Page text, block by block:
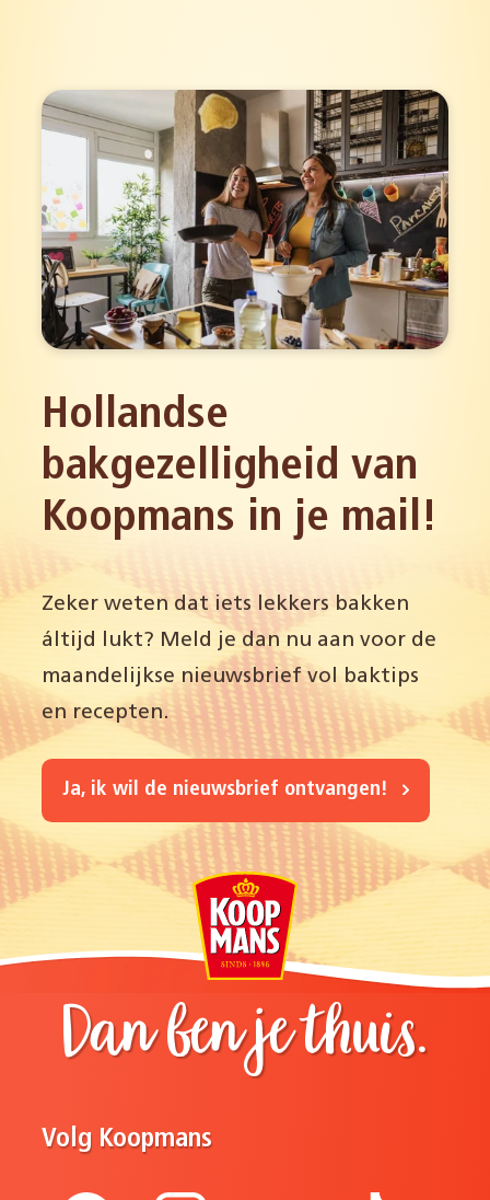
Hollandse
bakgezelligheid van
Koopmans in je mail!
Zeker weten dat iets lekkers bakken
áltijd lukt? Meld je dan nu aan voor de
maandelijkse nieuwsbrief vol baktips
en recepten.
Ja, ik wil de nieuwsbrief ontvangen!
Dan ben je thuis.
Volg Koopmans